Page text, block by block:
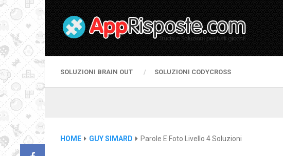
SOLUZIONI BRAIN OUT SOLUZIONI CODYCROSS
HOME GUY SIMARD Parole E Foto Livello 4 Soluzioni